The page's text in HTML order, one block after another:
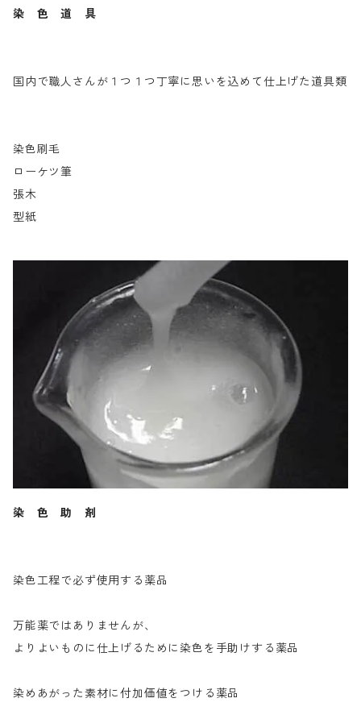
染 色 道 具
国内で職人さんが１つ１つ丁寧に思いを込めて仕上げた道具類
染色刷毛
ローケツ筆
張木
型紙
染 色 助 剤
染色工程で必ず使用する薬品
万能薬ではありませんが、
よりよいものに仕上げるために染色を手助けする薬品
染めあがった素材に付加価値をつける薬品